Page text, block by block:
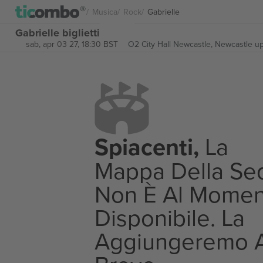
Musica Rock Gabrielle
Gabrielle biglietti
sab, apr 03 27, 18:30 BST O2 City Hall Newcastle, Newcastle
Spiacenti, La
Mappa Della
Non È Al
Disponibile. La
Aggiungeremo